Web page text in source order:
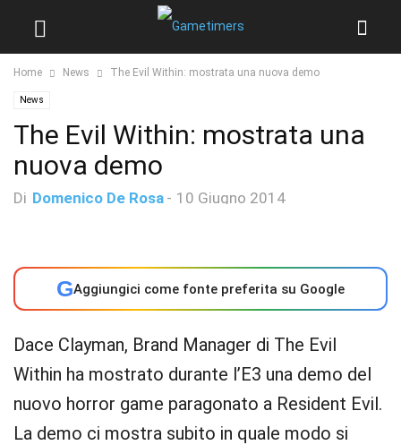
Home News The Evil Within: mostrata una nuova demo
News
The Evil Within: mostrata una
nuova demo
Di Domenico De Rosa - 10 Giugno 2014
GAggiungici come fonte preferita su Google
Dace Clayman, Brand Manager di The Evil
Within ha mostrato durante l’E3 una demo del
nuovo horror game paragonato a Resident Evil.
La demo ci mostra subito in quale modo si